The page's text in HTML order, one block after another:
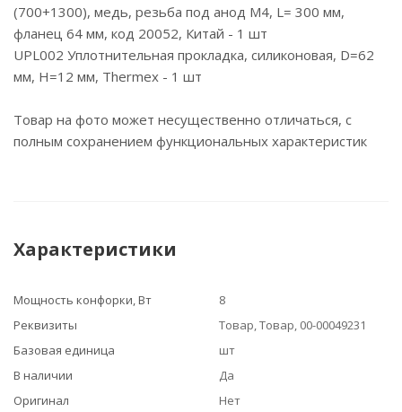
(700+1300), медь, резьба под анод M4, L= 300 мм,
фланец 64 мм, код 20052, Китай - 1 шт
UPL002 Уплотнительная прокладка, силиконовая, D=62
мм, H=12 мм, Thermex - 1 шт
Товар на фото может несущественно отличаться, с
полным сохранением функциональных характеристик
Характеристики
Мощность конфорки, Вт
8
Реквизиты
Товар, Товар, 00-00049231
Базовая единица
шт
В наличии
Да
Оригинал
Нет